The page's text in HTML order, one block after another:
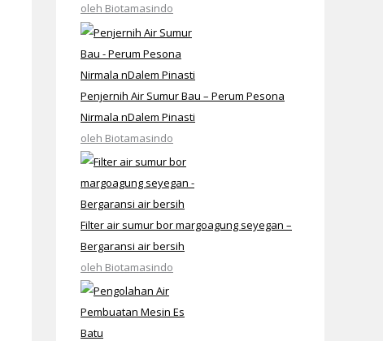
oleh Biotamasindo
Penjernih Air Sumur Bau – Perum Pesona
Nirmala nDalem Pinasti
oleh Biotamasindo
Filter air sumur bor margoagung seyegan –
Bergaransi air bersih
oleh Biotamasindo